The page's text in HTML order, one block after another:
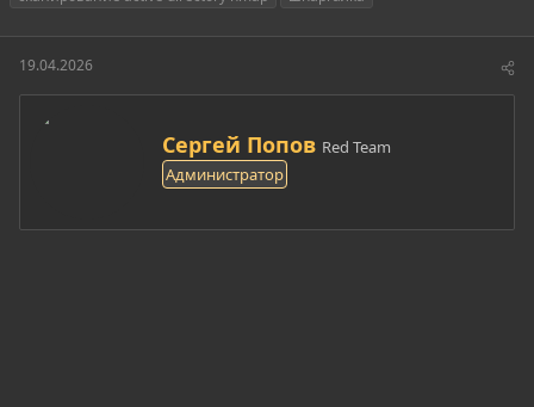
е
м
ч
19.04.2026
А
в
т
р
Сергей Попов Red Team
Администратор